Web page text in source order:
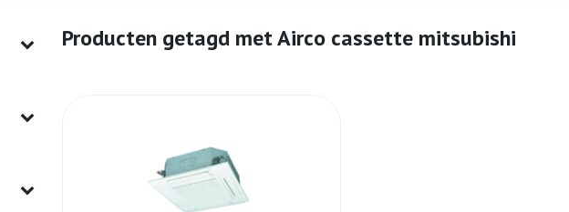
Producten getagd met Airco cassette mitsubishi